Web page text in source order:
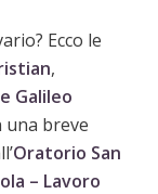
Ecco le
,
Galileo
una breve
Oratorio San
– Lavoro